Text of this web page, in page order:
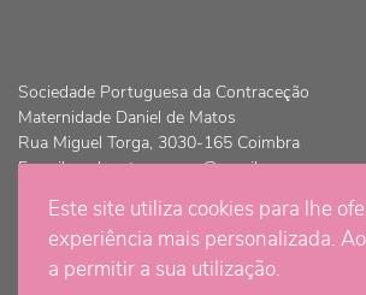
Este site utiliza cookies para lhe
experiência mais personalizada.
a permitir a sua utilização.
Sociedade Portuguesa da Contraceção
Maternidade Daniel de Matos
Rua Miguel Torga, 3030-165 Coimbra
E-mail:spdcontracepcao@gmail.com
© Copyright 2021 - Sociedade Portuguesa da
os direitos são reservados